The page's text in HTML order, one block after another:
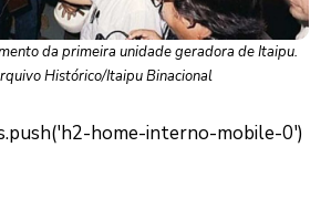
da primeira unidade geradora de Itaipu.
Histórico/Itaipu Binacional